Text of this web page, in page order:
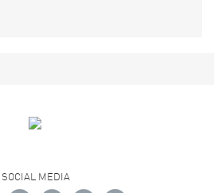
SOCIAL MEDIA